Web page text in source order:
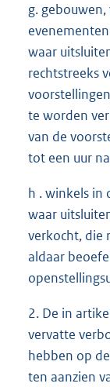
g.
waar
rechtstreeks
te worden
van de
tot een uur
h . winkels in
waar
verkocht, die
aldaar
2. De in
vervatte
hebben op
ten aanzien